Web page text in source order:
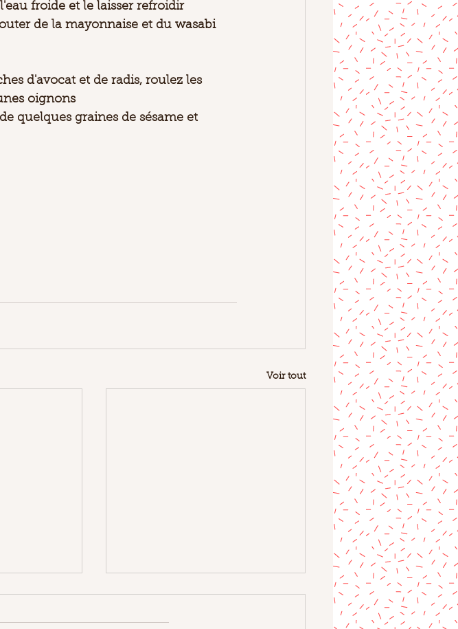
froide et le laisser refroidir
de la mayonnaise et du wasabi
d'avocat et de radis, roulez les
oignons
quelques graines de sésame et
Voir tout